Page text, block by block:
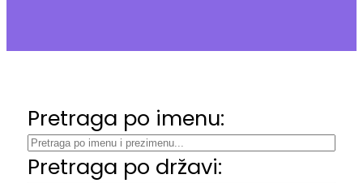
Pretraga po imenu:
Pretraga po državi: